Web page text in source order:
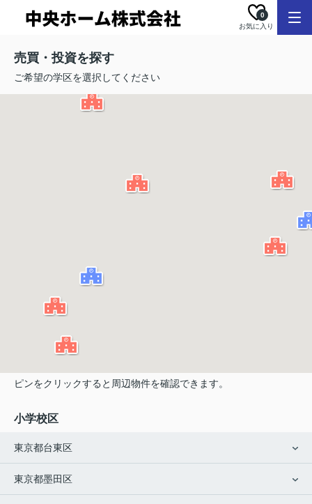
お気に入り
0
売買・投資を探す
ご希望の学区を選択してください
ピンをクリックすると周辺物件を確認できます。
小学校区
東京都台東区
東京都墨田区